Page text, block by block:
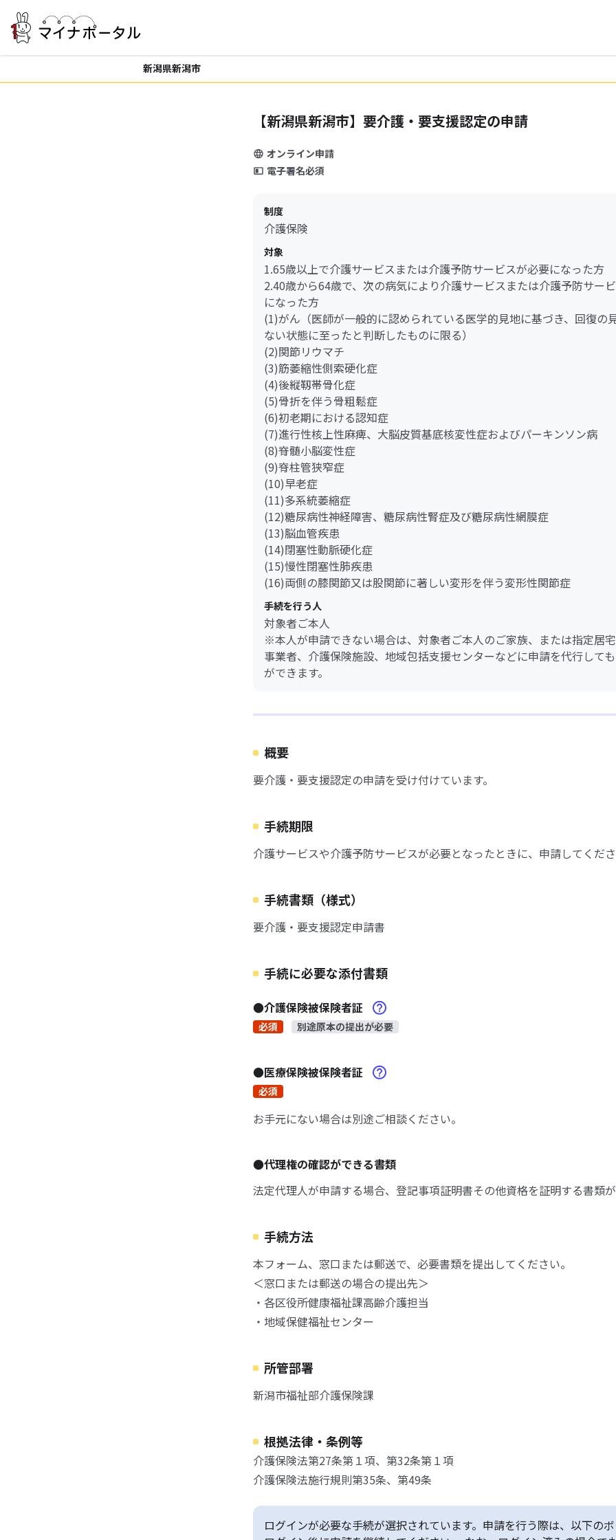
新潟県新潟市
【新潟県新潟市】要介護・要支援認定の申請
オンライン申請
電子署名必須
制度
介護保険
対象
1.65歳以上で介護サービスまたは介護予防サービスが必要になった方
2.40歳から64歳で、次の病気により介護サービスまたは介護予防サー
になった方
(1)がん（医師が一般的に認められている医学的見地に基づき、回復の
ない状態に至ったと判断したものに限る）
(2)関節リウマチ
(3)筋萎縮性側索硬化症
(4)後縦靱帯骨化症
(5)骨折を伴う骨粗鬆症
(6)初老期における認知症
(7)進行性核上性麻痺、大脳皮質基底核変性症およびパーキンソン病
(8)脊髄小脳変性症
(9)脊柱管狭窄症
(10)早老症
(11)多系統萎縮症
(12)糖尿病性神経障害、糖尿病性腎症及び糖尿病性網膜症
(13)脳血管疾患
(14)閉塞性動脈硬化症
(15)慢性閉塞性肺疾患
(16)両側の膝関節又は股関節に著しい変形を伴う変形性関節症
手続を行う人
対象者ご本人
※本人が申請できない場合は、対象者ご本人のご家族、または指定居
事業者、介護保険施設、地域包括支援センターなどに申請を代行して
ができます。
概要
要介護・要支援認定の申請を受け付けています。
手続期限
介護サービスや介護予防サービスが必要となったときに、申請してくだ
手続書類（様式）
要介護・要支援認定申請書
手続に必要な添付書類
●介護保険被保険者証
必須 別途原本の提出が必要
●医療保険被保険者証
必須
お手元にない場合は別途ご相談ください。
●代理権の確認ができる書類
法定代理人が申請する場合、登記事項証明書その他資格を証明する書類
手続方法
本フォーム、窓口または郵送で、必要書類を提出してください。
＜窓口または郵送の場合の提出先＞
・各区役所健康福祉課高齢介護担当
・地域保健福祉センター
所管部署
新潟市福祉部介護保険課
根拠法律・条例等
介護保険法第27条第１項、第32条第１項
介護保険法施行規則第35条、第49条
ログインが必要な手続が選択されています。申請を行う際は、以下の